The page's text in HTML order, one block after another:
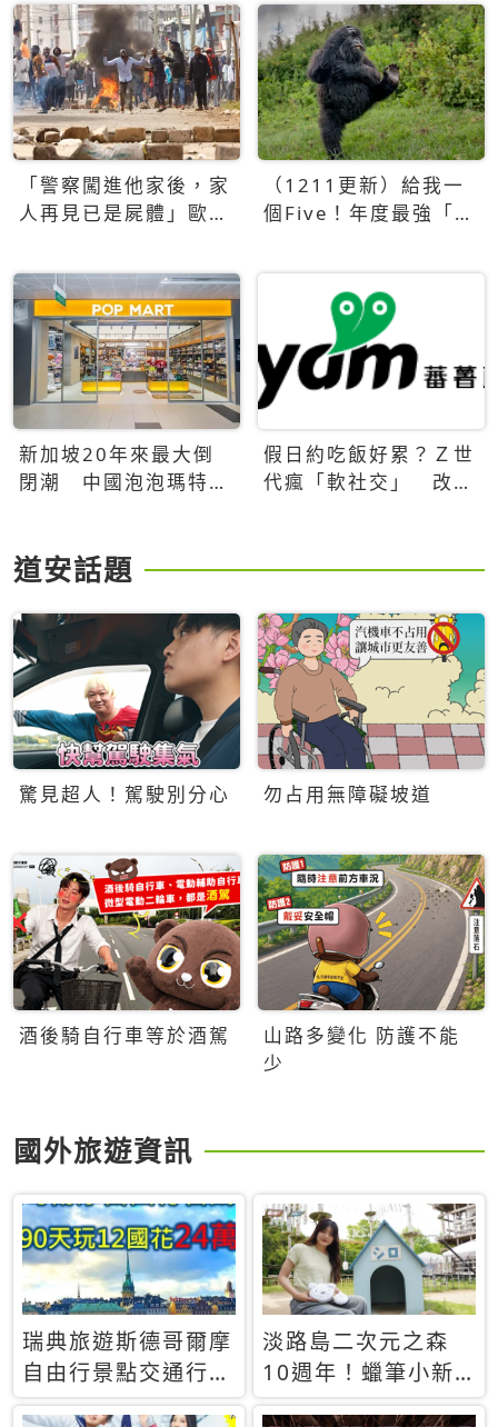
「警察闖進他家後，家
人再見已是屍體」歐賈
議，「Saba Saba」民
主紀念日爆警民衝突對
峙
（1211更新）給我一
個Five！年度最強「舞
笑動物攝影獎
新加坡20年來最大倒
閉潮 中國泡泡瑪特、
假日約吃飯好累？Ｚ世
代瘋「軟社交」 改約
道安話題
驚見超人！駕駛別分心 勿占用無障礙坡道
酒後騎自行車等於酒駕
山路多變化 防護不能
少
國外旅遊資訊
瑞典旅遊斯德哥爾摩
自由行景點交通行程
花費省錢攻略 90天
淡路島二次元之森
10週年！蠟筆小新
小白多功能隨身包豪